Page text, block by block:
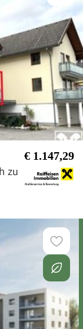
€ 1.147,29
zu